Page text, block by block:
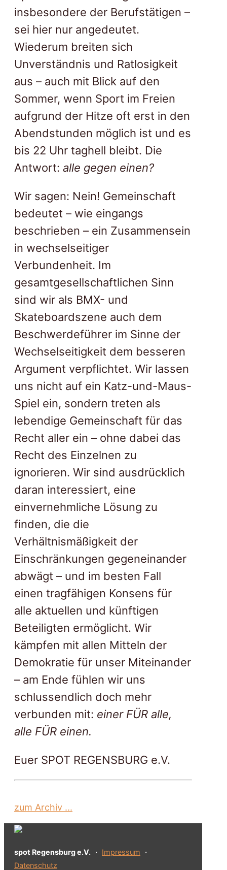
insbesondere der Berufstätigen –
sei hier nur angedeutet.
Wiederum breiten sich
Unverständnis und Ratlosigkeit
aus – auch mit Blick auf den
Sommer, wenn Sport im Freien
aufgrund der Hitze oft erst in den
Abendstunden möglich ist und es
bis 22 Uhr taghell bleibt. Die
Antwort: alle gegen einen?
Wir sagen: Nein! Gemeinschaft
bedeutet – wie eingangs
beschrieben – ein Zusammensein
in wechselseitiger
Verbundenheit. Im
gesamtgesellschaftlichen Sinn
sind wir als BMX- und
Skateboardszene auch dem
Beschwerdeführer im Sinne der
Wechselseitigkeit dem besseren
Argument verpflichtet. Wir lassen
uns nicht auf ein Katz-und-Maus-
Spiel ein, sondern treten als
lebendige Gemeinschaft für das
Recht aller ein – ohne dabei das
Recht des Einzelnen zu
ignorieren. Wir sind ausdrücklich
daran interessiert, eine
einvernehmliche Lösung zu
finden, die die
Verhältnismäßigkeit der
Einschränkungen gegeneinander
abwägt – und im besten Fall
einen tragfähigen Konsens für
alle aktuellen und künftigen
Beteiligten ermöglicht. Wir
kämpfen mit allen Mitteln der
Demokratie für unser Miteinander
– am Ende fühlen wir uns
schlussendlich doch mehr
verbunden mit: einer FÜR alle,
alle FÜR einen.
Euer SPOT REGENSBURG e.V.
zum Archiv ...
spot Regensburg e.V. ・ Impressum ・
Datenschutz